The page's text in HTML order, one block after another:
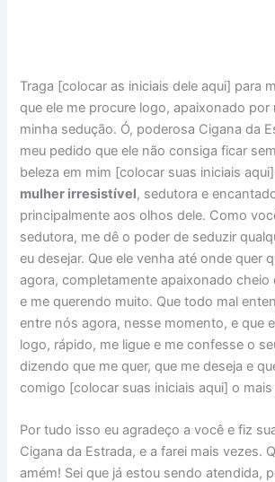
Traga [colocar as iniciais dele aqui] para
que ele me procure logo, apaixonado por
minha sedução. Ó, poderosa Cigana da
meu pedido que ele não consiga ficar
beleza em mim [colocar suas iniciais
mulher irresistível, sedutora e
principalmente aos olhos dele. Como
sedutora, me dê o poder de seduzir
eu desejar. Que ele venha até onde quer
agora, completamente apaixonado cheio
e me querendo muito. Que todo mal
entre nós agora, nesse momento, e que
logo, rápido, me ligue e me confesse o
dizendo que me quer, que me deseja e
comigo [colocar suas iniciais aqui] o
Por tudo isso eu agradeço a você e fiz
Cigana da Estrada, e a farei mais vezes.
amém! Sei que já estou sendo atendida,